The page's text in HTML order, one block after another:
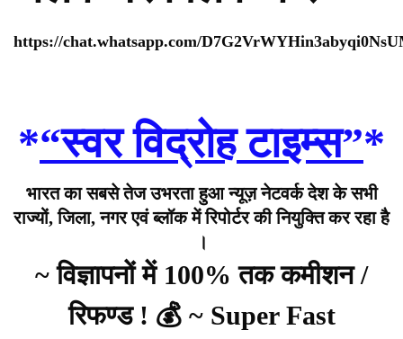
https://chat.whatsapp.com/
*“स्वर विद्रोह टाइम्स”*
भारत का सबसे तेज उभरता हुआ न्यूज़ नेटवर्क देश के सभी
राज्यों, जिला, नगर एवं ब्लॉक में रिपोर्टर की नियुक्ति कर रहा है
।
~ विज्ञापनों में 100% तक कमीशन /
रिफण्ड ! 💰 ~ Super Fast